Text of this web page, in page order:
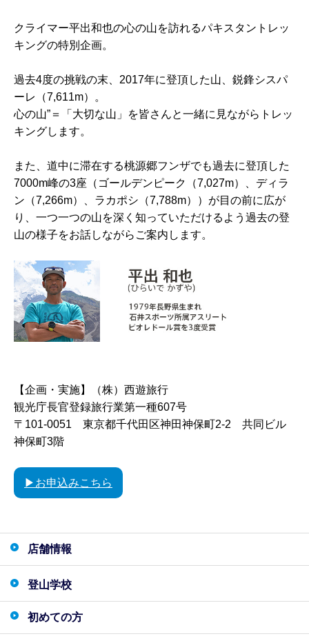
クライマー平出和也の心の山を訪れるパキスタントレッ
キングの特別企画。
過去4度の挑戦の末、2017年に登頂した山、鋭鋒シスパ
ーレ（7,611m）。
心の山”＝「大切な山」を皆さんと一緒に見ながらトレッ
キングします。
また、道中に滞在する桃源郷フンザでも過去に登頂した
7000m峰の3座（ゴールデンピーク（7,027m）、ディラ
ン（7,266m）、ラカポシ（7,788m））が目の前に広が
り、一つ一つの山を深く知っていただけるよう過去の登
山の様子をお話しながらご案内します。
【企画・実施】（株）西遊旅行
観光庁長官登録旅行業第一種607号
〒101-0051 東京都千代田区神田神保町2-2 共同ビル
神保町3階
▶お申込みこちら
店舗情報
登山学校
初めての方